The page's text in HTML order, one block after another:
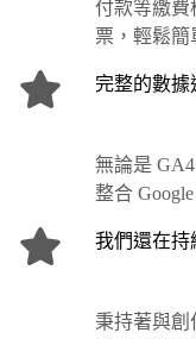
付款等繳費
票，輕鬆簡
完整的數據
無論是
整合
我們還在持
秉持著與創